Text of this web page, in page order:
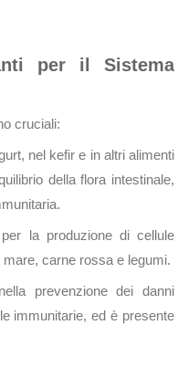
per il Sistema
cruciali:
nel kefir e in altri alimenti
della flora intestinale,
la produzione di cellule
carne rossa e legumi.
prevenzione dei danni
immunitarie, ed è presente